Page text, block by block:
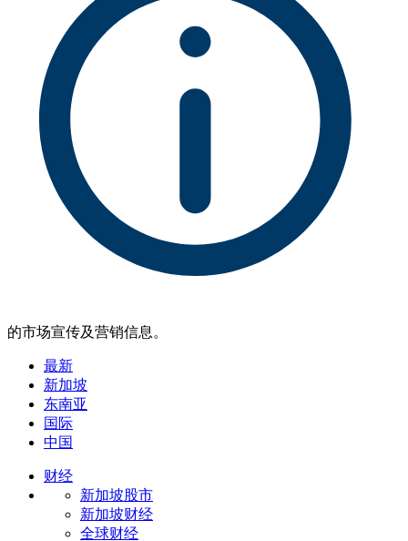
的市场宣传及营销信息。
最新
新加坡
东南亚
国际
中国
财经
新加坡股市
新加坡财经
全球财经